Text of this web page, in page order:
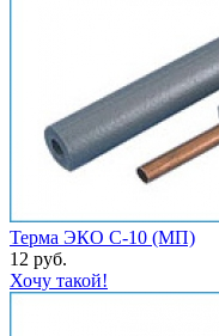
Терма ЭКО С-10 (МП)
12 руб.
Хочу такой!